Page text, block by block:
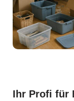
Ihr Profi für